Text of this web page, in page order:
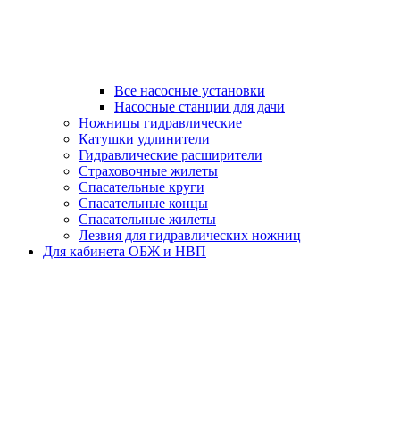
Все насосные установки
Насосные станции для дачи
Ножницы гидравлические
Катушки удлинители
Гидравлические расширители
Страховочные жилеты
Спасательные круги
Спасательные концы
Спасательные жилеты
Лезвия для гидравлических ножниц
Для кабинета ОБЖ и НВП